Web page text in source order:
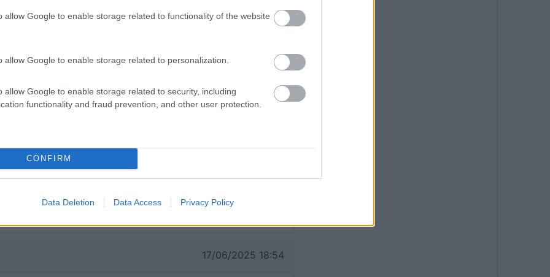
allow Google to enable storage related to functionality of the website
allow Google to enable storage related to personalization.
allow Google to enable storage related to security, including
functionality and fraud prevention, and other user protection.
CONFIRM
Data Deletion Data Access Privacy Policy
non troppo riscaldato tra l'altro. In 5/10 minuti a piedi si
M53, da dove partono treni ogni 10 minuti per la
dal centro, (fermata Newmarkt), tempo percorrenza
out completamente automatizzati. 3 piazzole per
automatizzate (anche la cassetta si inserisce in
e lavata). Ottimo, davvero ottimo per visitare Amsterdam.
Posizione Pulizia
20/08/2025 22:27
metro a 5 minuti a piedi che porta in centro
17/06/2025 18:54